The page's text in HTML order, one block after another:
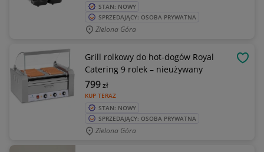
STAN: NOWY
SPRZEDAJĄCY: OSOBA PRYWATNA
Zielona Góra
Grill rolkowy do hot-dogów Royal
Catering 9 rolek – nieużywany
KUP TERAZ
799zł
STAN: NOWY
SPRZEDAJĄCY: OSOBA PRYWATNA
Zielona Góra